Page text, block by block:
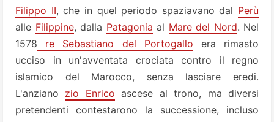
Filippo II, che in quel periodo spaziavano dal Perù
alle Filippine, dalla Patagonia al Mare del Nord. Nel
1578 re Sebastiano del Portogallo era rimasto
ucciso in un'avventata crociata contro il regno
islamico del Marocco, senza lasciare eredi.
L'anziano zio Enrico ascese al trono, ma diversi
pretendenti contestarono la successione, incluso